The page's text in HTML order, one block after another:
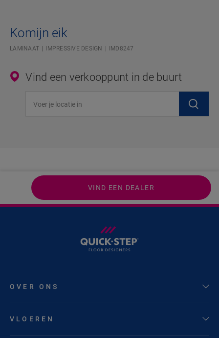
Komijn eik
LAMINAAT IMPRESSIVE DESIGN IMD8247
Vind een verkooppunt in de buurt
VIND EEN DEALER
OVER ONS
VLOEREN